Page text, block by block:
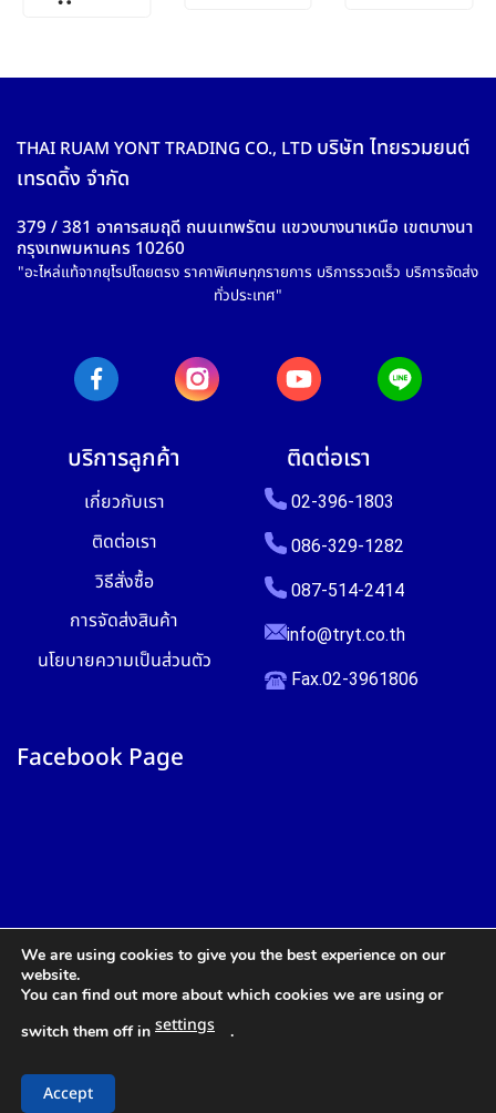
THAI RUAM YONT TRADING CO., LTD บริษัท ไทยรวมยนต์
เทรดดิ้ง จำกัด
379 / 381 อาคารสมฤดี ถนนเทพรัตน แขวงบางนาเหนือ เขตบางนา
กรุงเทพมหานคร 10260
"อะไหล่แท้จากยุโรปโดยตรง ราคาพิเศษทุกรายการ บริการรวดเร็ว บริการจัดส่ง
ทั่วประเทศ"
บริการลูกค้า
เกี่ยวกับเรา
ติดต่อเรา
วิธีสั่งซื้อ
การจัดส่งสินค้า
นโยบายความเป็นส่วนตัว
ติดต่อเรา
02-396-1803
086-329-1282
087-514-2414
info@tryt.co.th
Fax.02-3961806
Facebook Page
We are using cookies to give you the best experience on our
website.
You can find out more about which cookies we are using or
switch them off in settings .
Accept